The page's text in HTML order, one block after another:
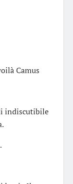
Camus
indiscutibile